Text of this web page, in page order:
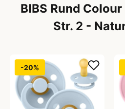
BIBS Rund
Str. 2 -
-20%